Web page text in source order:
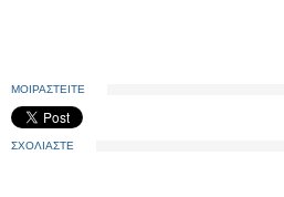
ΜΟΙΡΑΣΤΕΙΤΕ
ΣΧΟΛΙΑΣΤΕ